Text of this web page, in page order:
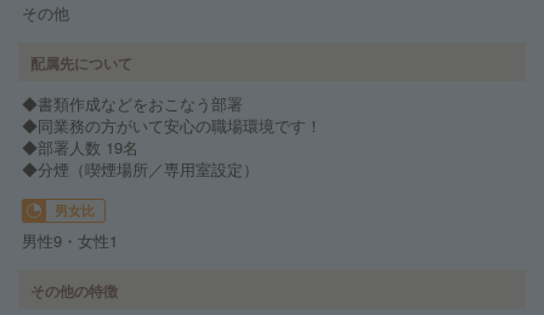
その他
配属先について
◆書類作成などをおこなう部署
◆同業務の方がいて安心の職場環境です！
◆部署人数 19名
◆分煙（喫煙場所／専用室設定）
男女比
男性9・女性1
その他の特徴